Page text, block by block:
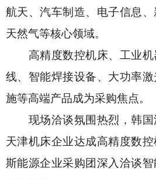
航天、汽车制造、电子信息
天然气等核心领域。
高精度数控机床、工业
线、智能焊接设备、大功率
施等高端产品成为采购焦点。
现场洽谈氛围热烈，韩
天津机床企业达成高精度数
斯能源企业采购团深入洽谈